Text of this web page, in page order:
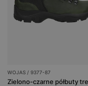
WOJAS / 9377-87